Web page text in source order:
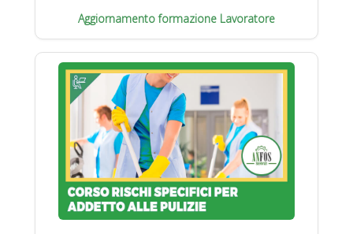
Aggiornamento formazione Lavoratore